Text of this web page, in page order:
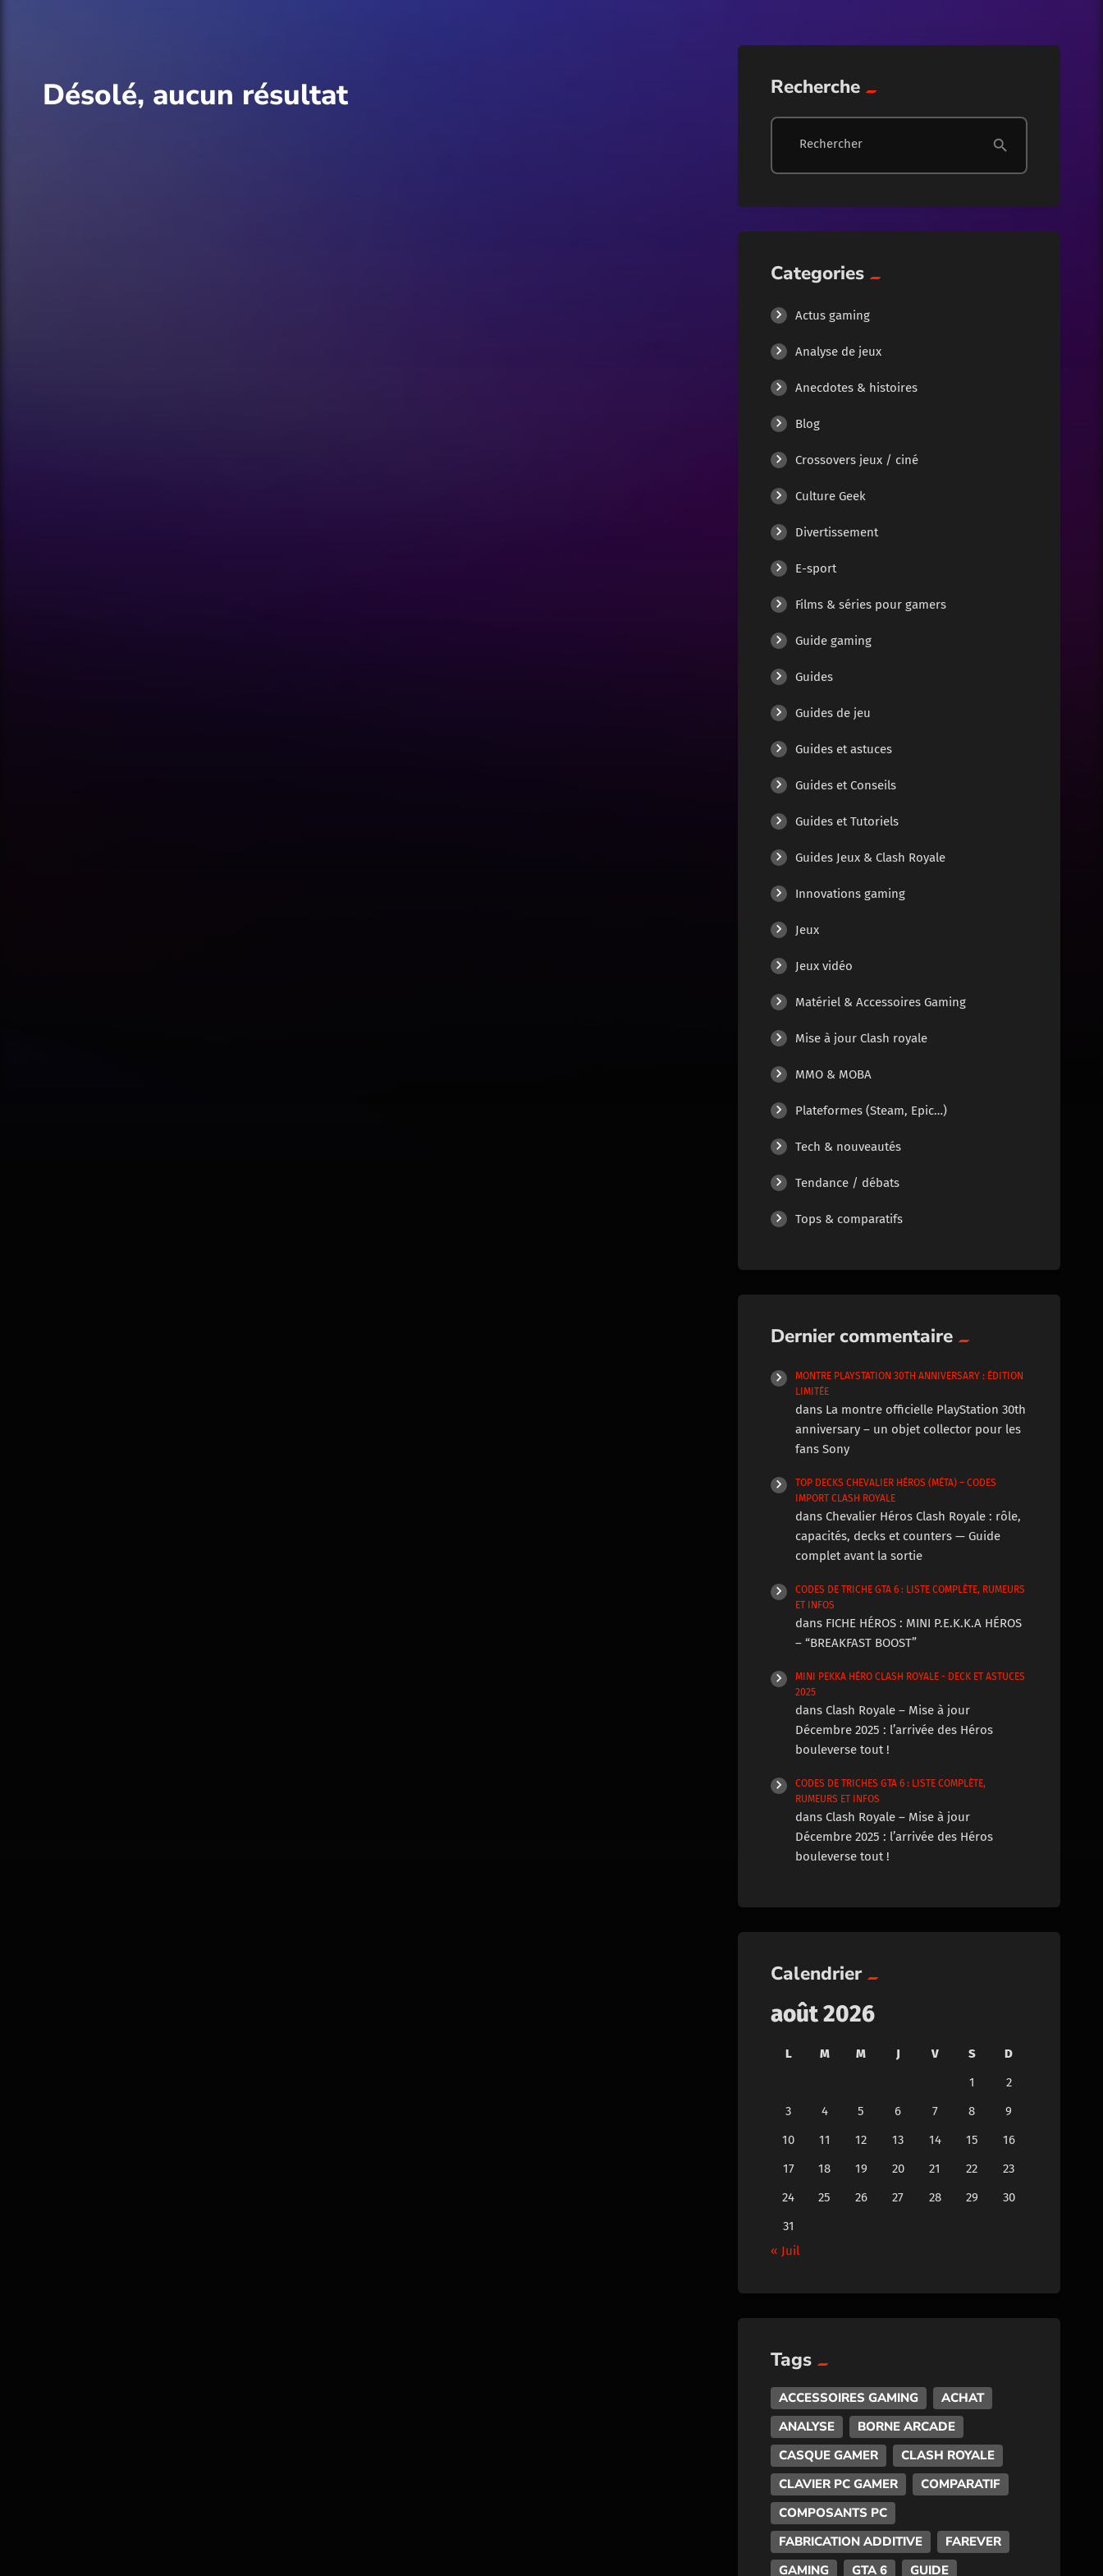
Guides
Guides et Conseils
Guides et Tutoriels
Tech & nouveautés
Désolé, aucun résultat Recherche
Rechercher search
Categories
Actus gaming
Analyse de jeux
Anecdotes & histoires
Blog
Crossovers jeux / ciné
Culture Geek
Divertissement
E-sport
Films & séries pour gamers
Guide gaming
Guides
Guides de jeu
Guides et astuces
Guides et Conseils
Guides et Tutoriels
Guides Jeux & Clash Royale
Innovations gaming
Jeux
Jeux vidéo
Matériel & Accessoires Gaming
Mise à jour Clash royale
MMO & MOBA
Plateformes (Steam, Epic…)
Tech & nouveautés
Tendance / débats
Tops & comparatifs
Dernier commentaire
MONTRE PLAYSTATION 30TH ANNIVERSARY : ÉDITION
LIMITÉE
dans La montre officielle PlayStation 30th
anniversary – un objet collector pour les
fans Sony
TOP DECKS CHEVALIER HÉROS (MÉTA) – CODES
IMPORT CLASH ROYALE
dans Chevalier Héros Clash Royale : rôle,
capacités, decks et counters — Guide
complet avant la sortie
CODES DE TRICHE GTA 6 : LISTE COMPLÈTE, RUMEURS
ET INFOS
dans FICHE HÉROS : MINI P.E.K.K.A HÉROS
– “BREAKFAST BOOST”
MINI PEKKA HÉRO CLASH ROYALE - DECK ET ASTUCES
2025
dans Clash Royale – Mise à jour
Décembre 2025 : l’arrivée des Héros
bouleverse tout !
CODES DE TRICHES GTA 6 : LISTE COMPLÈTE,
RUMEURS ET INFOS
dans Clash Royale – Mise à jour
Décembre 2025 : l’arrivée des Héros
bouleverse tout !
Calendrier
août 2026
L M M J V S
D
1
2
3
4 5 6 7 8
9
10
11 12 13 14 15
16
17
18 19 20 21 22
23
24
25 26 27 28 29
30
31
« Juil
Tags
ACCESSOIRES GAMING
ACHAT
ANALYSE
BORNE ARCADE
CASQUE GAMER
CLASH ROYALE
CLAVIER PC GAMER
COMPARATIF
COMPOSANTS PC
FABRICATION ADDITIVE
FAREVER
GAMING
GTA 6 GUIDE